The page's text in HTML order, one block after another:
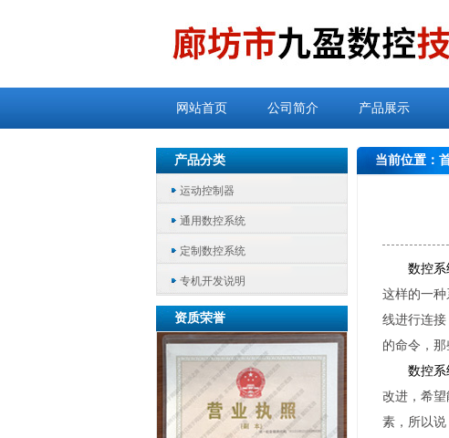
网站首页 公司简介 产品展示
产品分类
运动控制器
通用数控系统
定制数控系统
专机开发说明
资质荣誉
当前位置：
数控系
这样的一
线进行连
的命令，那
数控系
改进，希
素，所以